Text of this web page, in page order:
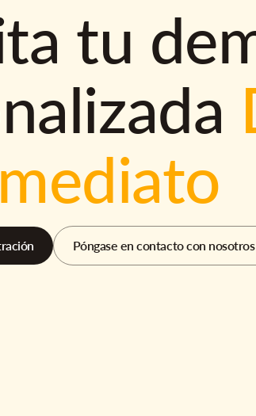
tu
Póngase en contacto con nosotros